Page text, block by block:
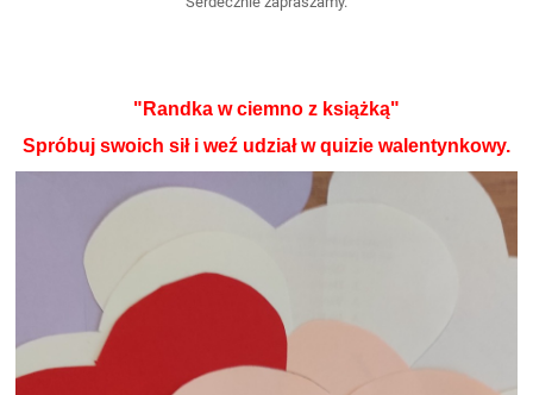
"Randka w ciemno z książką"
Spróbuj swoich sił i weź udział w quizie walentynkowy.